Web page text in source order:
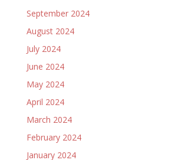
September 2024
August 2024
July 2024
June 2024
May 2024
April 2024
March 2024
February 2024
January 2024